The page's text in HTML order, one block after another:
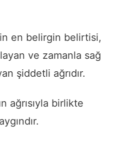
en belirgin belirtisi,
ve zamanla sağ
şiddetli ağrıdır.
ağrısıyla birlikte